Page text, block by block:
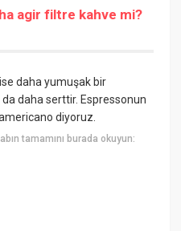
agir filtre kahve mi?
daha yumuşak bir
daha serttir. Espressonun
diyoruz.
tamamını burada okuyun: